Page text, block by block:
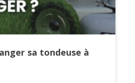
sa tondeuse à